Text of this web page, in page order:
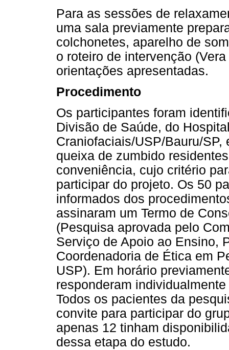
Para as sessões de
uma sala previamente
colchonetes, aparelho de
o roteiro de intervenção
orientações apresentadas.
Procedimento
Os participantes foram
Divisão de Saúde, do
Craniofaciais/USP/Bauru/
queixa de zumbido
conveniência, cujo critério
participar do projeto. Os 50
informados dos
assinaram um Termo de
(Pesquisa aprovada pelo
Serviço de Apoio ao Ensino,
Coordenadoria de Ética em
USP). Em horário
responderam
Todos os pacientes da
convite para participar do
apenas 12 tinham
dessa etapa do estudo.